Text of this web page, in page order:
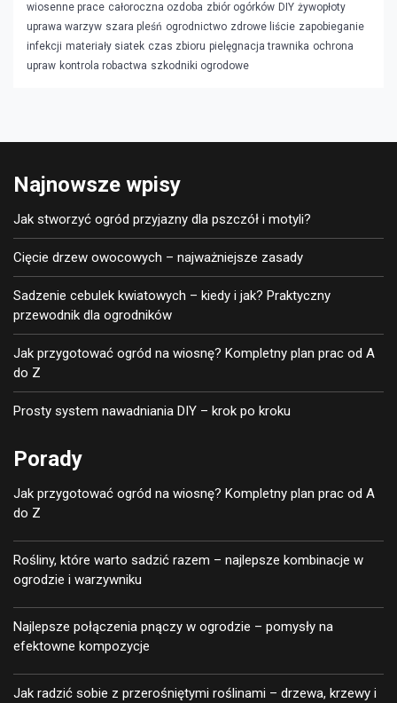
wiosenne prace całoroczna ozdoba zbiór ogórków DIY żywopłoty
uprawa warzyw szara pleśń ogrodnictwo zdrowe liście zapobieganie
infekcji materiały siatek czas zbioru pielęgnacja trawnika ochrona
upraw kontrola robactwa szkodniki ogrodowe
Najnowsze wpisy
Jak stworzyć ogród przyjazny dla pszczół i motyli?
Cięcie drzew owocowych – najważniejsze zasady
Sadzenie cebulek kwiatowych – kiedy i jak? Praktyczny
przewodnik dla ogrodników
Jak przygotować ogród na wiosnę? Kompletny plan prac od A
do Z
Prosty system nawadniania DIY – krok po kroku
Porady
Jak przygotować ogród na wiosnę? Kompletny plan prac od A
do Z
Rośliny, które warto sadzić razem – najlepsze kombinacje w
ogrodzie i warzywniku
Najlepsze połączenia pnączy w ogrodzie – pomysły na
efektowne kompozycje
Jak radzić sobie z przerośniętymi roślinami – drzewa, krzewy i